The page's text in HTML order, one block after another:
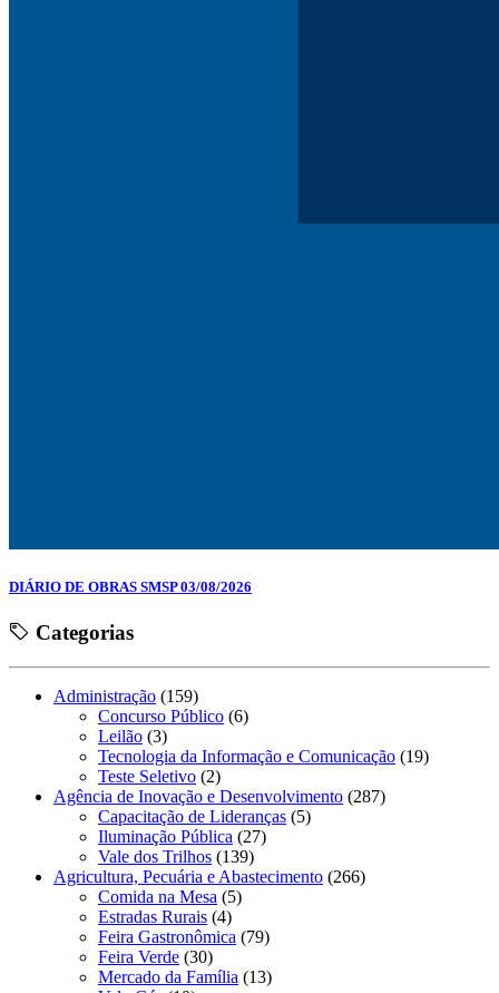
DIÁRIO DE OBRAS SMSP 03/08/2026
Categorias
Administração (159)
Concurso Público (6)
Leilão (3)
Tecnologia da Informação e Comunicação (19)
Teste Seletivo (2)
Agência de Inovação e Desenvolvimento (287)
Capacitação de Lideranças (5)
Iluminação Pública (27)
Vale dos Trilhos (139)
Agricultura, Pecuária e Abastecimento (266)
Comida na Mesa (5)
Estradas Rurais (4)
Feira Gastronômica (79)
Feira Verde (30)
Mercado da Família (13)